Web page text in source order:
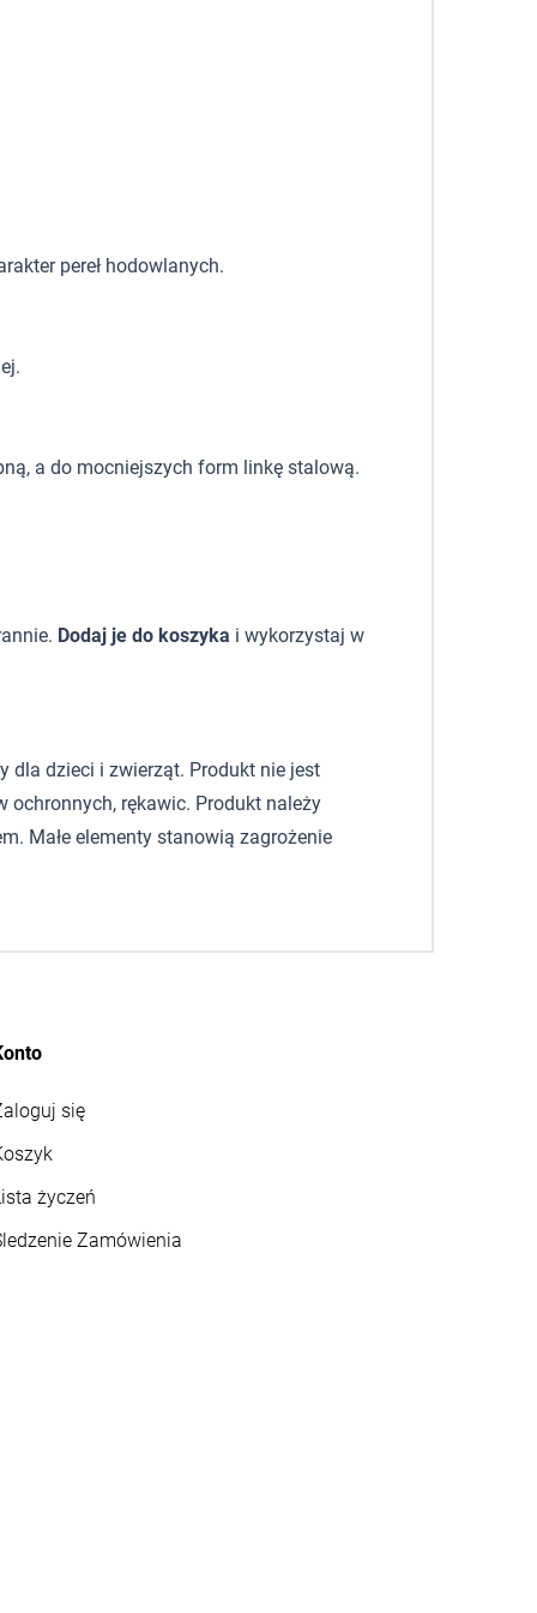
pereł hodowlanych.
a do mocniejszych form linkę stalową.
Dodaj je do koszyka i wykorzystaj w
dla dzieci i zwierząt. Produkt nie jest
rękawic. Produkt należy
Małe elementy stanowią zagrożenie
się
życzeń
Zamówienia